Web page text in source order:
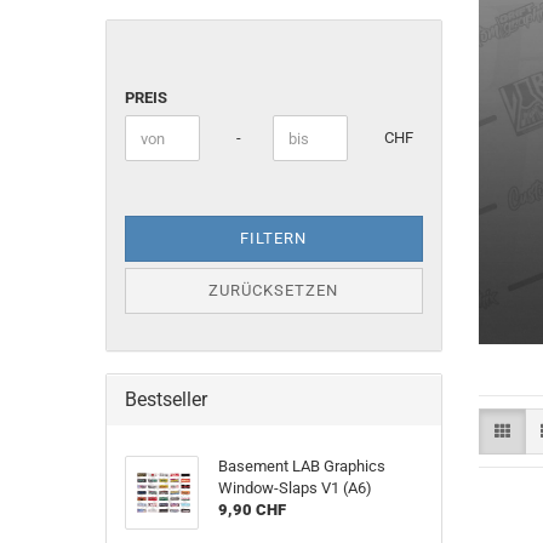
PREIS
Preis bis - CHF
FILTERN
ZURÜCKSETZEN
Bestseller
Basement LAB Graphics
Window-Slaps V1 (A6)
9,90 CHF